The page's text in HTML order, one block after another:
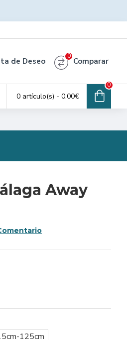
de Deseo Comparar
0
0 artículo(s) - 0.00€
0
Away
125cm